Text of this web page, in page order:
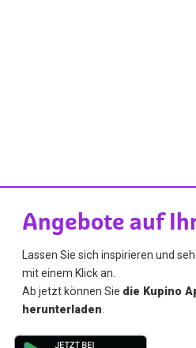
Angebote auf
Lassen Sie sich inspirieren und
mit einem Klick an.
Ab jetzt können Sie die Kupino
herunterladen